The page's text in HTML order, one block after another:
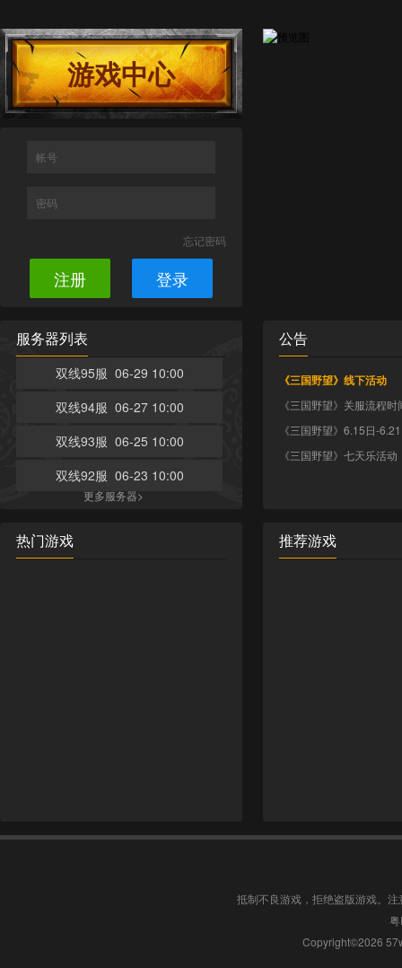
游戏中心
帐号
密码
忘记密码
注册 登录
服务器列表
双线95服 06-29 10:00
双线94服 06-27 10:00
双线93服 06-25 10:00
双线92服 06-23 10:00
更多服务器>
热门游戏
公告
《三国野望》线下活动
《三国野望》关服流程时
《三国野望》6.15日-
《三国野望》七天乐活动
推荐游戏
抵制不良游戏，拒绝盗版游戏。
Copyright©2026